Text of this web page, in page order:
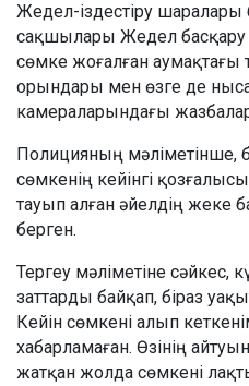
Жедел-іздестіру шаралары
сақшылары Жедел
сөмке жоғалған аумақтағы
орындары мен өзге де
камераларындағы
Полицияның мәліметінше,
сөмкенің кейінгі
тауып алған әйелдің жеке
берген.
Тергеу мәліметіне сәйкес,
заттарды байқап, біраз
Кейін сөмкені алып
хабарламаған. Өзінің
жатқан жолда сөмкені